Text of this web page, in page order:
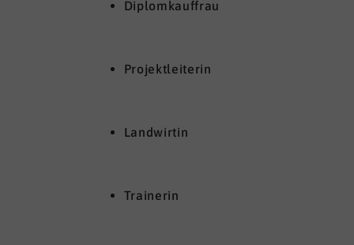
Diplomkauffrau
Projektleiterin
Landwirtin
Trainerin